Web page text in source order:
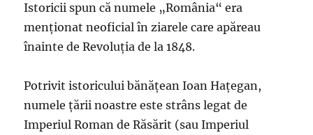
Istoricii spun că numele „România“ era
menţionat neoficial în ziarele care apăreau
înainte de Revoluţia de la 1848.
Potrivit istoricului bănăţean Ioan Haţegan,
numele ţării noastre este strâns legat de
Imperiul Roman de Răsărit (sau Imperiul